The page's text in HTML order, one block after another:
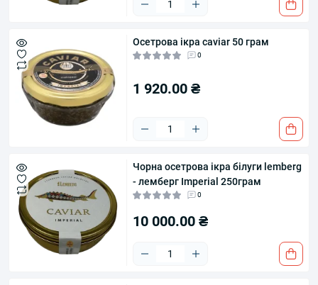
Осетрова ікра caviar 50 грам
0
1 920.00 ₴
Чорна осетрова ікра білуги lemberg
- лемберг Imperial 250грам
0
10 000.00 ₴